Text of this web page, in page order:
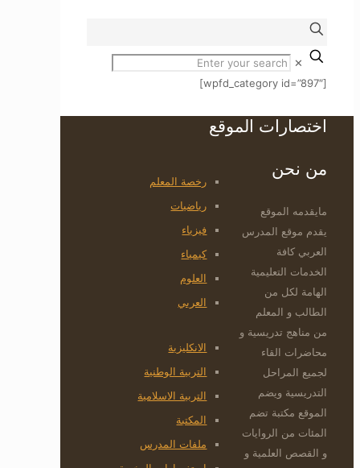
✕
[wpfd_category id=”897″]
اختصارات الموقع
رخصة المعلم
رياضيات
فيزياء
كيمياء
العلوم
العربي
الانكليزية
التربية الوطنية
التربية الاسلامية
المكتبة
ملفات المدرس
من نحن
مايقدمه الموقع
يقدم موقع المدرس
العربي كافة
الخدمات التعليمية
الهامة لكل من
الطالب و المعلم
من مناهج تدريسية و
محاضرات القاء
لجميع المراحل
التدريسية ويضم
الموقع مكتبة تضم
المئات من الروايات
و القصص العلمية و